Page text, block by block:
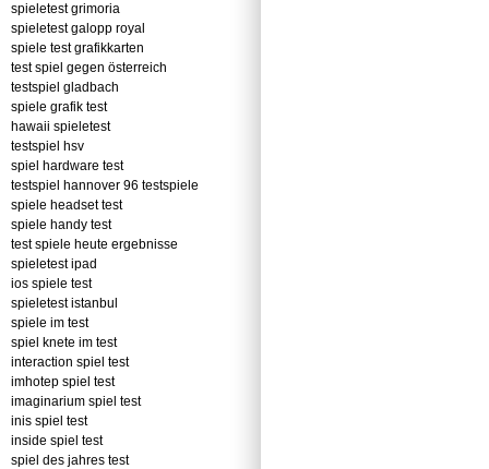
spieletest grimoria
spieletest galopp royal
spiele test grafikkarten
test spiel gegen österreich
testspiel gladbach
spiele grafik test
hawaii spieletest
testspiel hsv
spiel hardware test
testspiel hannover 96 testspiele
spiele headset test
spiele handy test
test spiele heute ergebnisse
spieletest ipad
ios spiele test
spieletest istanbul
spiele im test
spiel knete im test
interaction spiel test
imhotep spiel test
imaginarium spiel test
inis spiel test
inside spiel test
spiel des jahres test